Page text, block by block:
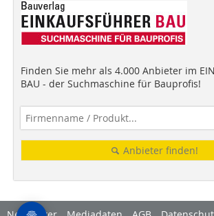
Finden Sie mehr als 4.000 Anbieter im
BAU - der Suchmaschine für Bauprofis!
Anbieter finden!